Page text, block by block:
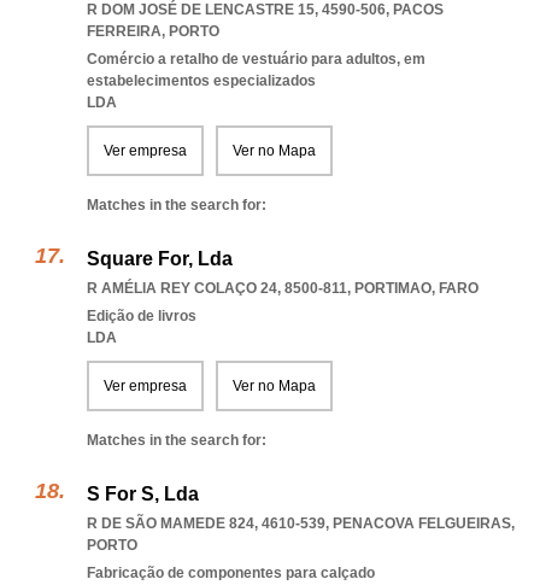
R DOM JOSÉ DE LENCASTRE 15, 4590-506, PACOS
FERREIRA, PORTO
Comércio a retalho de vestuário para adultos, em
estabelecimentos especializados
LDA
Ver empresa Ver no Mapa
Matches in the search for:
Square For, Lda
R AMÉLIA REY COLAÇO 24, 8500-811, PORTIMAO, FARO
Edição de livros
LDA
Ver empresa Ver no Mapa
Matches in the search for:
S For S, Lda
R DE SÃO MAMEDE 824, 4610-539, PENACOVA FELGUEIRAS,
PORTO
Fabricação de componentes para calçado